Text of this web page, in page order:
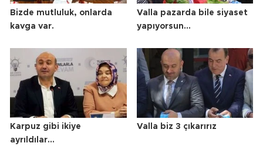
Bizde mutluluk, onlarda
kavga var.
Valla pazarda bile siyaset
yapıyorsun…
Karpuz gibi ikiye
ayrıldılar…
Valla biz 3 çıkarırız